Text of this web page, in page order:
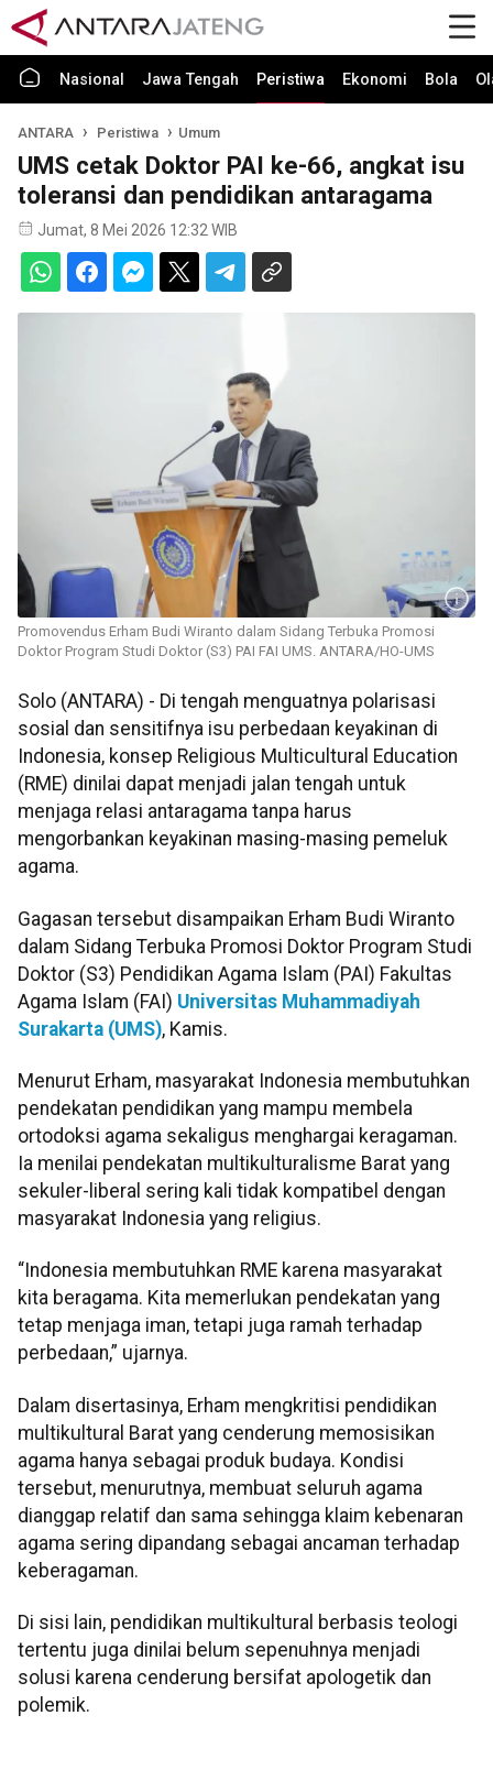
Nasional Jawa Tengah Peristiwa Ekonomi Bola
ANTARA Peristiwa Umum
UMS cetak Doktor PAI ke-66, angkat isu
toleransi dan pendidikan antaragama
Jumat, 8 Mei 2026 12:32 WIB
Promovendus Erham Budi Wiranto dalam Sidang Terbuka Promosi
Doktor Program Studi Doktor (S3) PAI FAI UMS. ANTARA/HO-UMS
Solo (ANTARA) - Di tengah menguatnya polarisasi
sosial dan sensitifnya isu perbedaan keyakinan di
Indonesia, konsep Religious Multicultural Education
(RME) dinilai dapat menjadi jalan tengah untuk
menjaga relasi antaragama tanpa harus
mengorbankan keyakinan masing-masing pemeluk
agama.
Gagasan tersebut disampaikan Erham Budi Wiranto
dalam Sidang Terbuka Promosi Doktor Program Studi
Doktor (S3) Pendidikan Agama Islam (PAI) Fakultas
Agama Islam (FAI) Universitas Muhammadiyah
Surakarta (UMS), Kamis.
Menurut Erham, masyarakat Indonesia membutuhkan
pendekatan pendidikan yang mampu membela
ortodoksi agama sekaligus menghargai keragaman.
Ia menilai pendekatan multikulturalisme Barat yang
sekuler-liberal sering kali tidak kompatibel dengan
masyarakat Indonesia yang religius.
“Indonesia membutuhkan RME karena masyarakat
kita beragama. Kita memerlukan pendekatan yang
tetap menjaga iman, tetapi juga ramah terhadap
perbedaan,” ujarnya.
Dalam disertasinya, Erham mengkritisi pendidikan
multikultural Barat yang cenderung memosisikan
agama hanya sebagai produk budaya. Kondisi
tersebut, menurutnya, membuat seluruh agama
dianggap relatif dan sama sehingga klaim kebenaran
agama sering dipandang sebagai ancaman terhadap
keberagaman.
Di sisi lain, pendidikan multikultural berbasis teologi
tertentu juga dinilai belum sepenuhnya menjadi
solusi karena cenderung bersifat apologetik dan
polemik.